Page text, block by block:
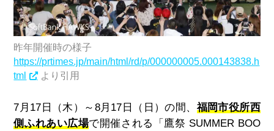
昨年開催時の様子
https://prtimes.jp/main/html/rd/p/000000005.000143838.h
tml
より引用
7月17日（木）～8月17日（日）の間、福岡市役所西
側ふれあい広場で開催される「鷹祭 SUMMER BOO